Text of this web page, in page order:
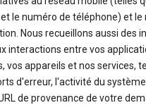
le numéro de téléphone) et le
Nous recueillons aussi des
interactions entre vos
vos appareils et nos services,
d'erreur, l'activité du
de provenance de votre